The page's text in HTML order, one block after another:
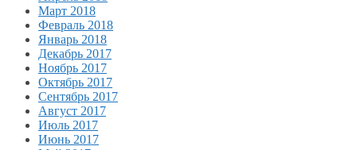
Март 2018
Февраль 2018
Январь 2018
Декабрь 2017
Ноябрь 2017
Октябрь 2017
Сентябрь 2017
Август 2017
Июль 2017
Июнь 2017